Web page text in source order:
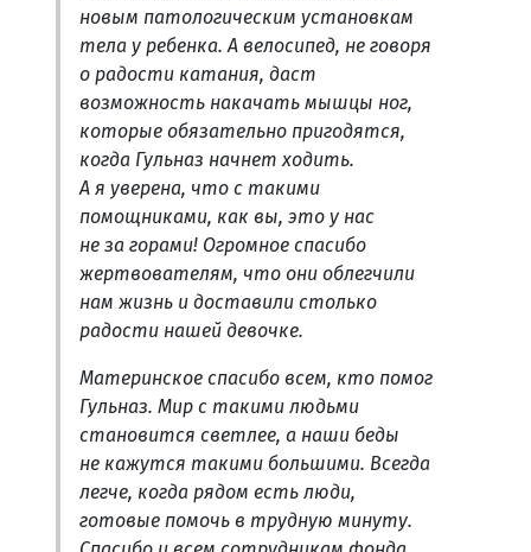
новым патологическим установкам
тела у ребенка. А велосипед, не говоря
о радости катания, даст
возможность накачать мышцы ног,
которые обязательно пригодятся,
когда Гульназ начнет ходить.
А я уверена, что с такими
помощниками, как вы, это у нас
не за горами! Огромное спасибо
жертвователям, что они облегчили
нам жизнь и доставили столько
радости нашей девочке.
Материнское спасибо всем, кто помог
Гульназ. Мир с такими людьми
становится светлее, а наши беды
не кажутся такими большими. Всегда
легче, когда рядом есть люди,
готовые помочь в трудную минуту.